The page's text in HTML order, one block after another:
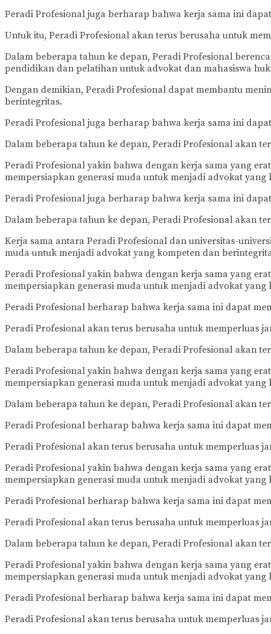
Peradi Profesional juga berharap bahwa kerja sama ini
Untuk itu, Peradi Profesional akan terus berusaha untuk
Dalam beberapa tahun ke depan, Peradi Profesional
pendidikan dan pelatihan untuk advokat dan mahasiswa
Dengan demikian, Peradi Profesional dapat membantu
berintegritas.
Peradi Profesional juga berharap bahwa kerja sama ini
Dalam beberapa tahun ke depan, Peradi Profesional akan
Peradi Profesional yakin bahwa dengan kerja sama yang
mempersiapkan generasi muda untuk menjadi advokat
Peradi Profesional juga berharap bahwa kerja sama ini
Dalam beberapa tahun ke depan, Peradi Profesional akan
Kerja sama antara Peradi Profesional dan universitas-
muda untuk menjadi advokat yang kompeten dan
Peradi Profesional yakin bahwa dengan kerja sama yang
mempersiapkan generasi muda untuk menjadi advokat
Peradi Profesional berharap bahwa kerja sama ini dapat
Peradi Profesional akan terus berusaha untuk memperluas
Dalam beberapa tahun ke depan, Peradi Profesional akan
Peradi Profesional yakin bahwa dengan kerja sama yang
mempersiapkan generasi muda untuk menjadi advokat
Dalam beberapa tahun ke depan, Peradi Profesional akan
Peradi Profesional berharap bahwa kerja sama ini dapat
Peradi Profesional akan terus berusaha untuk memperluas
Peradi Profesional yakin bahwa dengan kerja sama yang
mempersiapkan generasi muda untuk menjadi advokat
Peradi Profesional berharap bahwa kerja sama ini dapat
Peradi Profesional akan terus berusaha untuk memperluas
Dalam beberapa tahun ke depan, Peradi Profesional akan
Peradi Profesional yakin bahwa dengan kerja sama yang
mempersiapkan generasi muda untuk menjadi advokat
Peradi Profesional berharap bahwa kerja sama ini dapat
Peradi Profesional akan terus berusaha untuk memperluas